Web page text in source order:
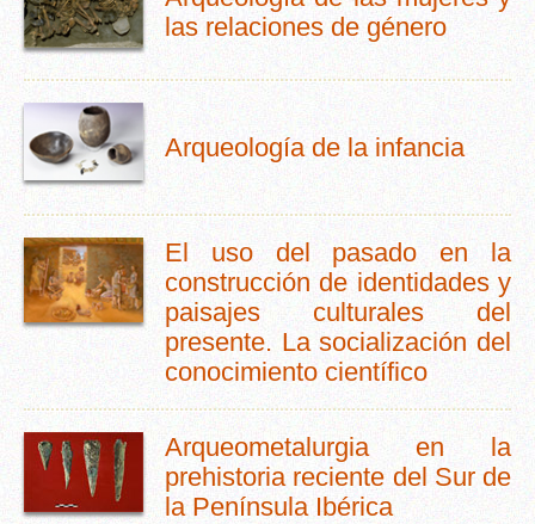
las relaciones de género
Arqueología de la infancia
El uso del pasado en la
construcción de identidades y
paisajes culturales del
presente. La socialización del
conocimiento científico
Arqueometalurgia en la
prehistoria reciente del Sur de
la Península Ibérica